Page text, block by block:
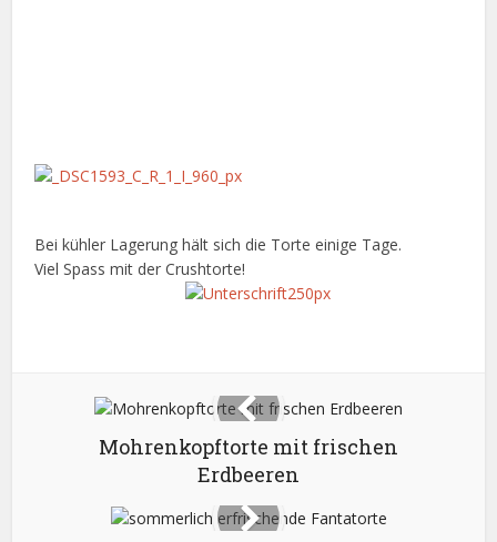
Bei kühler Lagerung hält sich die Torte einige Tage.
Viel Spass mit der Crushtorte!
Mohrenkopftorte mit frischen
Erdbeeren